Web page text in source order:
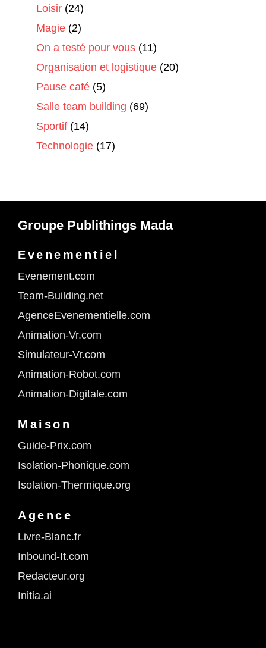
Loisir (24)
Magie (2)
On a testé pour vous (11)
Organisation et logistique (20)
Pause café (5)
Salle team building (69)
Sportif (14)
Technologie (17)
Groupe Publithings Mada
Evenementiel
Evenement.com
Team-Building.net
AgenceEvenementielle.com
Animation-Vr.com
Simulateur-Vr.com
Animation-Robot.com
Animation-Digitale.com
Maison
Guide-Prix.com
Isolation-Phonique.com
Isolation-Thermique.org
Agence
Livre-Blanc.fr
Inbound-It.com
Redacteur.org
Initia.ai